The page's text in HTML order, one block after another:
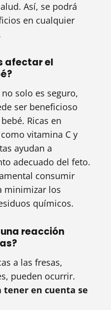
Así, se podrá
en cualquier
afectar el
solo es seguro,
ser beneficioso
Ricas en
vitamina C y
ayudan a
adecuado del feto.
consumir
minimizar los
químicos.
reacción
a las fresas,
pueden ocurrir.
tener en cuenta se